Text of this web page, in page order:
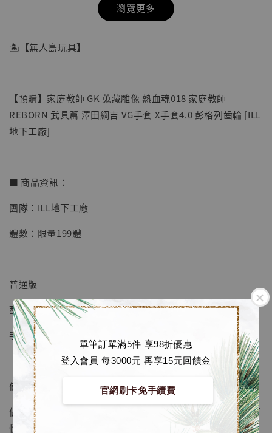
單筆訂單滿5件 享98折優惠
登入會員 每3000元 再享15元回饋金
官網刷卡免手續費
明紀念款 [奇蹟工作室]
NT$ 4,280
加購優惠【海賊王 布魯克達摩 [7STARS Studio]】
瀏覽更多
🏝【無人島玩具】
【預購】家庭教師 GK 蒐藏雕像 熱血魂018 家庭教師
REBORN 武具篇 澤田綱吉 VG手套 X手套4.0 彭格列齒輪 [ILL
地下工廠]
■ 商品資訊：
團隊：ILL地下工廠
體數：限量199體
普通版
配置：手套+展示底座
手套尺寸：長14 寬10 高30 cm
備註1：手套的戒指+手背可亮燈
備註2：由於是實體拍攝，列印件可能有溢色或明顯拼接縫等
情況 ，大貨都會優化